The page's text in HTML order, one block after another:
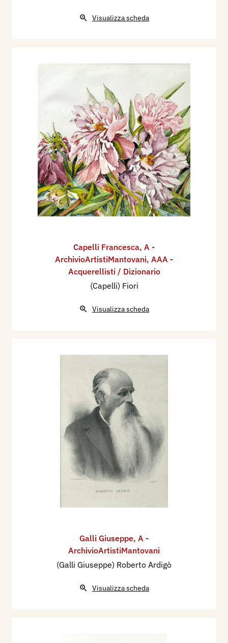
Visualizza scheda
Capelli Francesca, A -
ArchivioArtistiMantovani, AAA -
Acquerellisti / Dizionario
(Capelli) Fiori
Visualizza scheda
Galli Giuseppe, A -
ArchivioArtistiMantovani
(Galli Giuseppe) Roberto Ardigò
Visualizza scheda